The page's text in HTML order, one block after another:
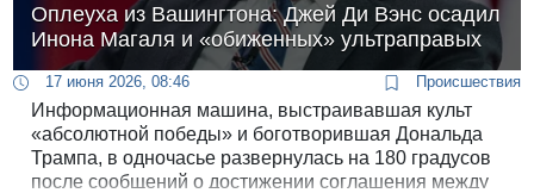
Оплеуха из Вашингтона: Джей Ди Вэнс осадил
Инона Магаля и «обиженных» ультраправых
17 июня 2026, 08:46 Происшествия
Информационная машина, выстраивавшая культ
«абсолютной победы» и боготворившая Дональда
Трампа, в одночасье развернулась на 180 градусов
после сообщений о достижении соглашения между